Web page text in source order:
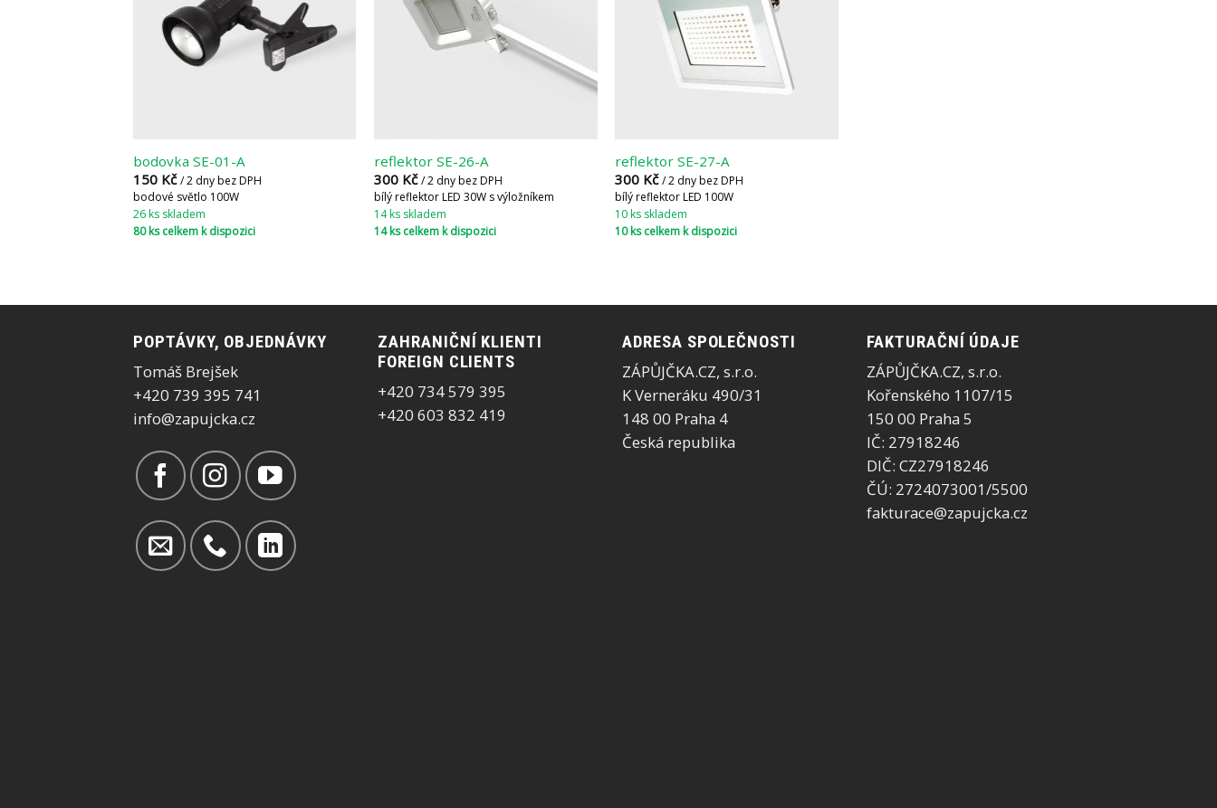
bodovka SE-01-A
150 Kč / 2 dny bez DPH
bodové světlo 100W
26 ks skladem
80 ks celkem k dispozici
reflektor SE-26-A
300 Kč / 2 dny bez DPH
bílý reflektor LED 30W s výložníkem
14 ks skladem
14 ks celkem k dispozici
reflektor SE-27-A
300 Kč / 2 dny bez DPH
bílý reflektor LED 100W
10 ks skladem
10 ks celkem k dispozici
POPTÁVKY, OBJEDNÁVKY
Tomáš Brejšek
+420 739 395 741
info@zapujcka.cz
ZAHRANIČNÍ KLIENTI
FOREIGN CLIENTS
+420 734 579 395
+420 603 832 419
ADRESA SPOLEČNOSTI
ZÁPŮJČKA.CZ, s.r.o.
K Verneráku 490/31
148 00 Praha 4
Česká republika
FAKTURAČNÍ ÚDAJE
ZÁPŮJČKA.CZ, s.r.o.
Kořenského 1107/15
150 00 Praha 5
IČ: 27918246
DIČ: CZ27918246
ČÚ: 2724073001/5500
fakturace@zapujcka.cz